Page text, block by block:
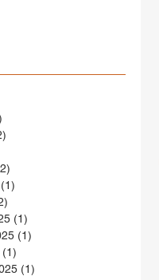
(1)
(1)
(1)
(1)
(1)